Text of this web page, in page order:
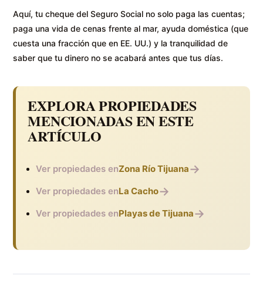
Aquí, tu cheque del Seguro Social no solo paga las cuentas;
paga una vida de cenas frente al mar, ayuda doméstica (que
cuesta una fracción que en EE. UU.) y la tranquilidad de
saber que tu dinero no se acabará antes que tus días.
EXPLORA PROPIEDADES
MENCIONADAS EN ESTE
ARTÍCULO
Ver propiedades enZona Río Tijuana→
Ver propiedades enLa Cacho→
Ver propiedades enPlayas de Tijuana→